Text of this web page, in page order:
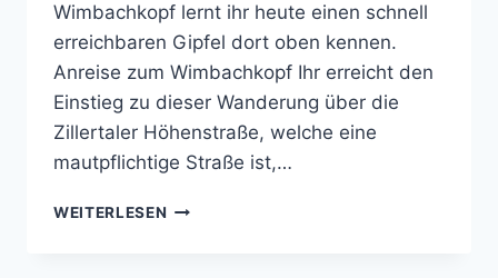
Wimbachkopf lernt ihr heute einen schnell
erreichbaren Gipfel dort oben kennen.
Anreise zum Wimbachkopf Ihr erreicht den
Einstieg zu dieser Wanderung über die
Zillertaler Höhenstraße, welche eine
mautpflichtige Straße ist,…
WEITERLESEN WANDERUNG